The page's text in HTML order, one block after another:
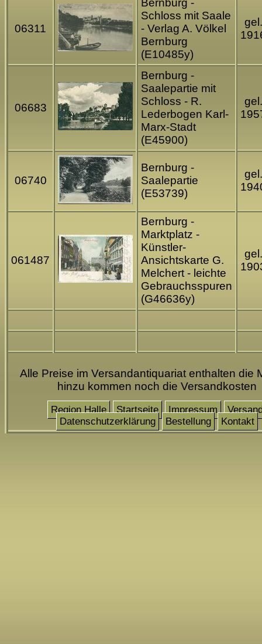
06311
Bernburg -
Schloss mit Saale
- Verlag A. Völkel
Bernburg
(E10485y)
gel.
06683
Bernburg -
Saalepartie mit
Schloss - R.
Lederbogen Karl-
Marx-Stadt
(E45900)
gel.
06740
Bernburg -
Saalepartie
(E53739)
gel.
061487
Bernburg -
Marktplatz -
Künstler-
Ansichtskarte G.
Melchert - leichte
Gebrauchsspuren
(G46636y)
gel.
Alle Preise im Versandantiquariat enthalten die
hinzu kommen noch die Versandkosten
Region Halle Startseite Impressum
Datenschutzerklärung
Bestellung Kontakt